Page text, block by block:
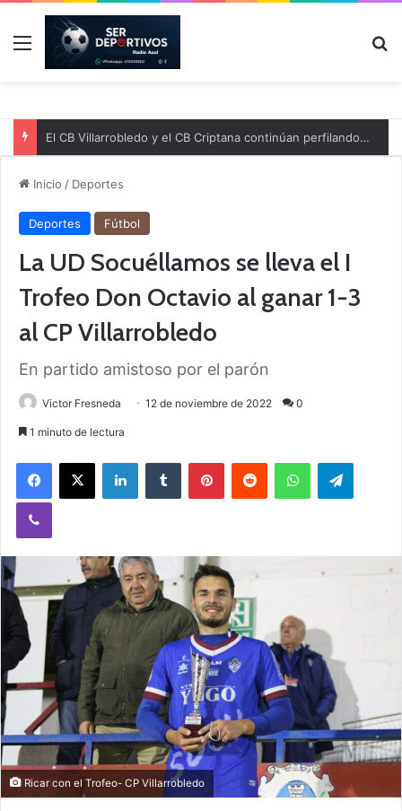
Menú
El CB Villarrobledo y el CB Criptana continúan perfilando sus plantillas
Inicio / Deportes
Deportes Fútbol
La UD Socuéllamos se lleva el I
Trofeo Don Octavio al ganar 1-3
al CP Villarrobledo
En partido amistoso por el parón
Victor Fresneda 12 de noviembre de 2022 0
1 minuto de lectura
Ricar con el Trofeo- CP Villarrobledo